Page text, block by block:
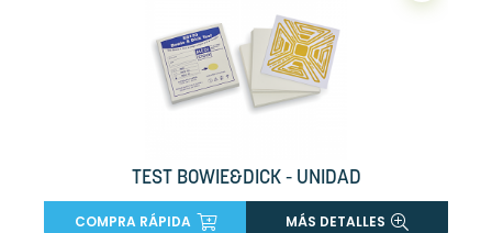
TEST BOWIE&DICK - UNIDAD
COMPRA RÁPIDA MÁS DETALLES